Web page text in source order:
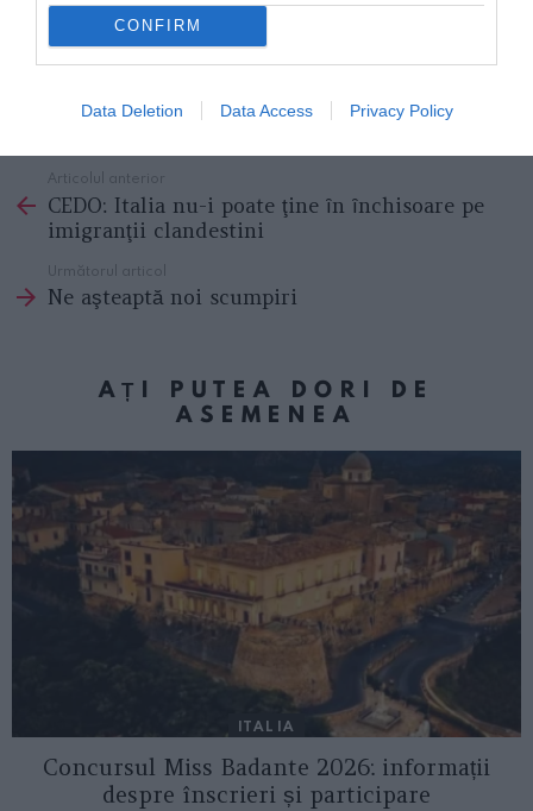
CONFIRM
Data Deletion Data Access Privacy Policy
ultimi ani "au fost ȋn special faţă de extracomunitari.
more
Articolul anterior
CEDO: Italia nu-i poate ţine ȋn ȋnchisoare pe
imigranţii clandestini
Următorul articol
Ne aşteaptă noi scumpiri
AȚI PUTEA DORI DE
ASEMENEA
ITALIA
Concursul Miss Badante 2026: informații
despre înscrieri și participare